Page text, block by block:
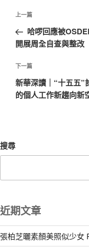
文
導
覽
上
一
篇
章
上一篇
哈啰回應被
開展周全自查與整改
下
一
篇
下一篇
新華深讀｜“十五五”
的個人工作新趨向新
搜尋
近期文章
張柏芝曬素顏美照似少女